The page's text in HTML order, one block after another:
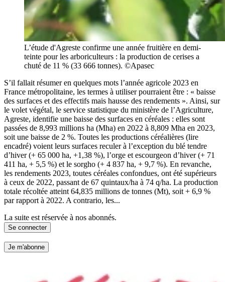
L’étude d'Agreste confirme une année fruitière en demi-
teinte pour les arboriculteurs : la production de cerises a
chuté de 11 % (33 666 tonnes). ©Apasec
S’il fallait résumer en quelques mots l’année agricole 2023 en
France métropolitaine, les termes à utiliser pourraient être : « baisse
des surfaces et des effectifs mais hausse des rendements ». Ainsi, sur
le volet végétal, le service statistique du ministère de l’Agriculture,
Agreste, identifie une baisse des surfaces en céréales : elles sont
passées de 8,993 millions ha (Mha) en 2022 à 8,809 Mha en 2023,
soit une baisse de 2 %. Toutes les productions céréalières (lire
encadré) voient leurs surfaces reculer à l’exception du blé tendre
d’hiver (+ 65 000 ha, +1,38 %), l’orge et escourgeon d’hiver (+ 71
411 ha, + 5,5 %) et le sorgho (+ 4 837 ha, + 9,7 %). En revanche,
les rendements 2023, toutes céréales confondues, ont été supérieurs
à ceux de 2022, passant de 67 quintaux/ha à 74 q/ha. La production
totale récoltée atteint 64,835 millions de tonnes (Mt), soit + 6,9 %
par rapport à 2022. A contrario, les...
La suite est réservée à nos abonnés.
Se connecter
Je m'abonne